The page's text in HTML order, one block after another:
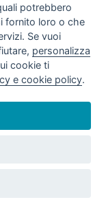
20)
potrebbero
fornito loro o che
Se vuoi
personalizza
cookie ti
e cookie policy.